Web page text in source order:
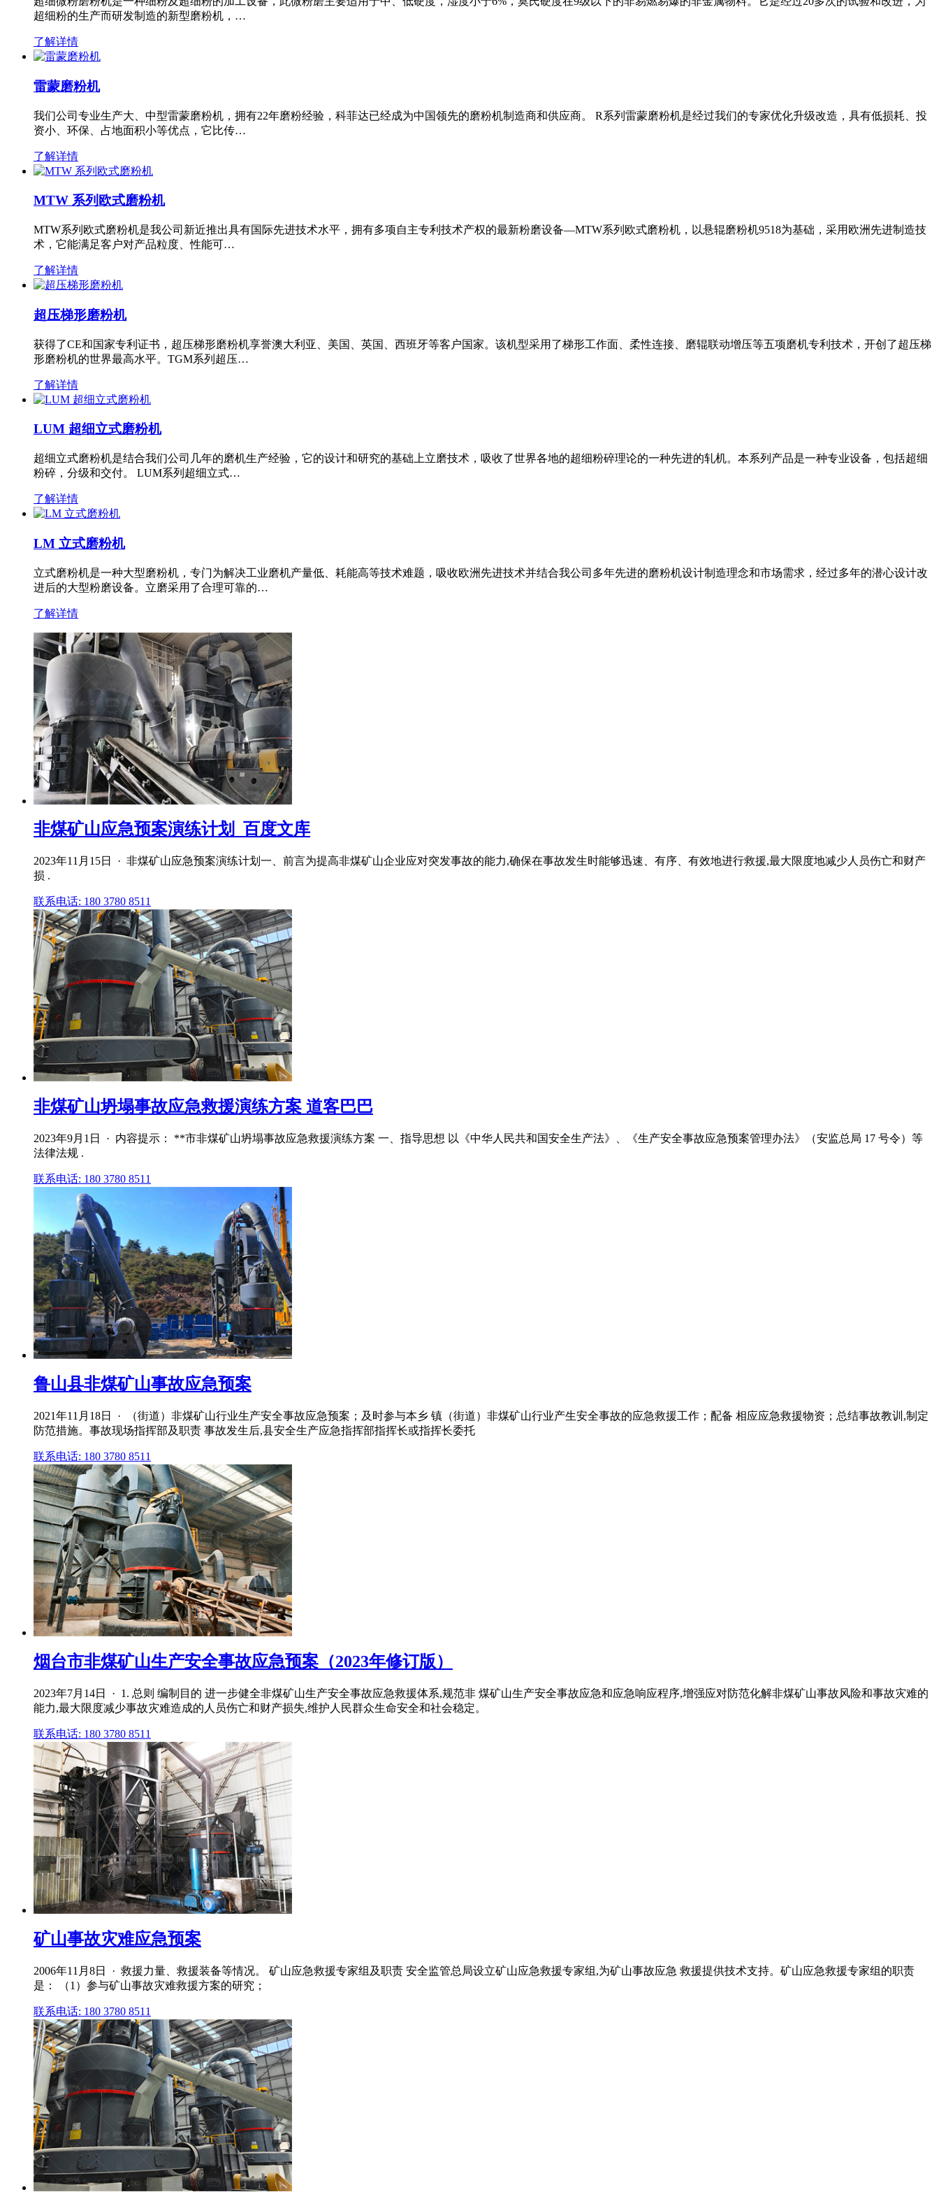
超细粉的生产而研发制造的新型磨粉机，…
了解详情
雷蒙磨粉机
我们公司专业生产大、中型雷蒙磨粉机，拥有22年磨粉经验，科菲达已经成为中国领先的磨粉机制造商和供应商。 R系列雷蒙磨粉机是经过我们的专家优化升级改造，具有低损耗、投
资小、环保、占地面积小等优点，它比传…
了解详情
MTW 系列欧式磨粉机
MTW系列欧式磨粉机是我公司新近推出具有国际先进技术水平，拥有多项自主专利技术产权的最新粉磨设备—MTW系列欧式磨粉机，以悬辊磨粉机9518为基础，采用欧洲先进制造技
术，它能满足客户对产品粒度、性能可…
了解详情
超压梯形磨粉机
获得了CE和国家专利证书，超压梯形磨粉机享誉澳大利亚、美国、英国、西班牙等客户国家。该机型采用了梯形工作面、柔性连接、磨辊联动增压等五项磨机专利技术，开创了超压梯
形磨粉机的世界最高水平。TGM系列超压…
了解详情
LUM 超细立式磨粉机
超细立式磨粉机是结合我们公司几年的磨机生产经验，它的设计和研究的基础上立磨技术，吸收了世界各地的超细粉碎理论的一种先进的轧机。本系列产品是一种专业设备，包括超细
粉碎，分级和交付。 LUM系列超细立式…
了解详情
LM 立式磨粉机
立式磨粉机是一种大型磨粉机，专门为解决工业磨机产量低、耗能高等技术难题，吸收欧洲先进技术并结合我公司多年先进的磨粉机设计制造理念和市场需求，经过多年的潜心设计改
进后的大型粉磨设备。立磨采用了合理可靠的…
了解详情
非煤矿山应急预案演练计划_百度文库
2023年11月15日 · 非煤矿山应急预案演练计划一、前言为提高非煤矿山企业应对突发事故的能力,确保在事故发生时能够迅速、有序、有效地进行救援,最大限度地减少人员伤亡和财产
损 .
联系电话: 180 3780 8511
非煤矿山坍塌事故应急救援演练方案 道客巴巴
2023年9月1日 · 内容提示： **市非煤矿山坍塌事故应急救援演练方案 一、指导思想 以《中华人民共和国安全生产法》、《生产安全事故应急预案管理办法》（安监总局 17 号令）等
法律法规 .
联系电话: 180 3780 8511
鲁山县非煤矿山事故应急预案
2021年11月18日 · （街道）非煤矿山行业生产安全事故应急预案；及时参与本乡 镇（街道）非煤矿山行业产生安全事故的应急救援工作；配备 相应应急救援物资；总结事故教训,制定
防范措施。事故现场指挥部及职责 事故发生后,县安全生产应急指挥部指挥长或指挥长委托
联系电话: 180 3780 8511
烟台市非煤矿山生产安全事故应急预案（2023年修订版）
2023年7月14日 · 1. 总则 编制目的 进一步健全非煤矿山生产安全事故应急救援体系,规范非 煤矿山生产安全事故应急和应急响应程序,增强应对防范化解非煤矿山事故风险和事故灾难的
能力,最大限度减少事故灾难造成的人员伤亡和财产损失,维护人民群众生命安全和社会稳定。
联系电话: 180 3780 8511
矿山事故灾难应急预案
2006年11月8日 · 救援力量、救援装备等情况。 矿山应急救援专家组及职责 安全监管总局设立矿山应急救援专家组,为矿山事故应急 救援提供技术支持。矿山应急救援专家组的职责
是： （1）参与矿山事故灾难救援方案的研究；
联系电话: 180 3780 8511